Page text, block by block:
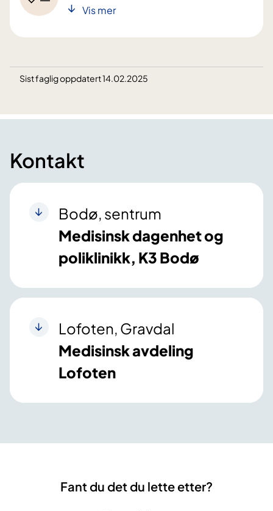
Vis mer
Sist faglig oppdatert 14.02.2025
Kontakt
Bodø, sentrum
Medisinsk dagenhet og
poliklinikk, K3 Bodø
Lofoten, Gravdal
Medisinsk avdeling
Lofoten
Fant du det du lette etter?